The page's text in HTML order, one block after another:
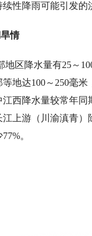
性降雨可能引发的
情
区降水量有25～
地达100～250毫
西降水量较常年
上游（川渝滇青
。